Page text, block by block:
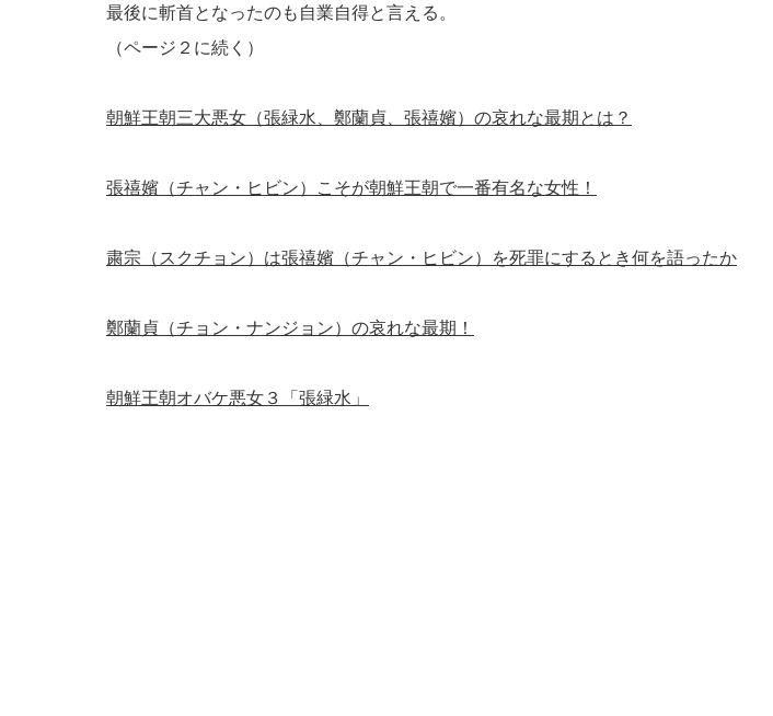
最後に斬首となったのも自業自得と言える。
（ページ２に続く）
朝鮮王朝三大悪女（張緑水、鄭蘭貞、張禧嬪）の哀れな最期とは？
張禧嬪（チャン・ヒビン）こそが朝鮮王朝で一番有名な女性！
粛宗（スクチョン）は張禧嬪（チャン・ヒビン）を死罪にするとき何を語ったか
鄭蘭貞（チョン・ナンジョン）の哀れな最期！
朝鮮王朝オバケ悪女３「張緑水」